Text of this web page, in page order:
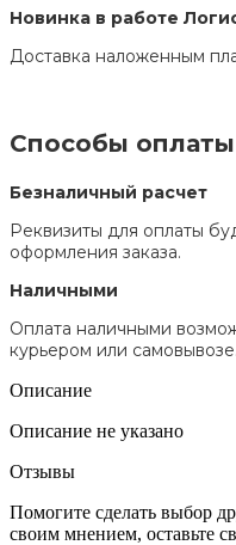
Новинка в работе
Доставка наложенным
Способы оплаты
Безналичный расчет
Реквизиты для оплаты
оформления заказа.
Наличными
Оплата наличными
курьером или самовывозе.
Описание
Описание не указано
Отзывы
Помогите сделать выбор
своим мнением, оставьте